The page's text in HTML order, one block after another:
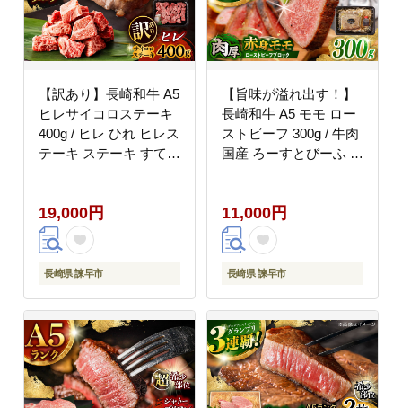
【訳あり】長崎和牛 A5
ヒレサイコロステーキ
400g / ヒレ ひれ ヒレス
テーキ ステーキ すてー
[AHCW105]
19,000円
長崎県 諫早市
【旨味が溢れ出す！】
長崎和牛 A5 モモ ロー
ストビーフ 300g / 牛肉
国産 ろーすとびーふ ブ
[AHCW089]
11,000円
長崎県 諫早市